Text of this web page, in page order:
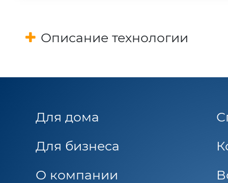
Описание технологии
Для дома
Для бизнеса
О компании